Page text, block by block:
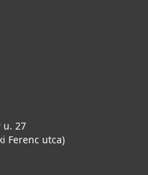
u. 27
Ferenc utca)